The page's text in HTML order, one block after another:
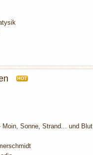
HOT
Moin, Sonne, Strand... und Blut